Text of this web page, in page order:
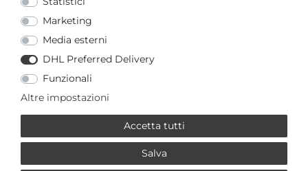
Pure! Diamonds Jewelry -
Farbstein Ring 10 kt
*incl. IVA
Marketing
Media esterni
DHL Preferred Delivery
Funzionali
Altre impostazioni
Accetta tutti
Salva